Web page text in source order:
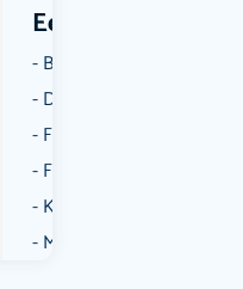
Een aantal
Borrelen
Dansen
Fietsen
Film
Kunst & Cultuur
Muziek